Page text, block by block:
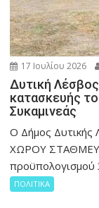
17 Ιουλίου 2026
Δυτική
κατασκευής
Συκαμινεάς
Ο Δήμος Δυτικής
ΧΩΡΟΥ
προϋπολογισμού
ΠΟΛΙΤΙΚΑ